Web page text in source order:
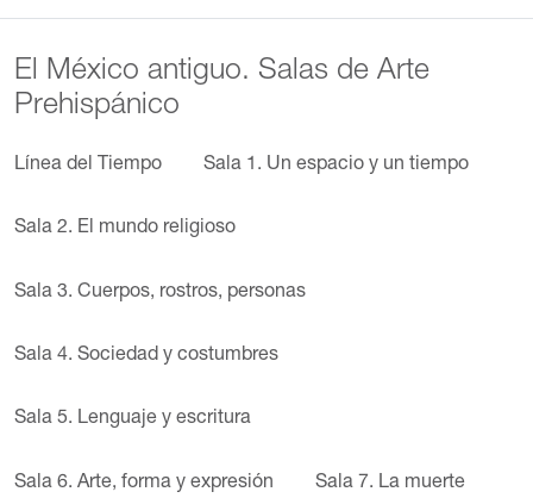
El México antiguo. Salas de Arte
Prehispánico
Línea del Tiempo Sala 1. Un espacio y un tiempo
Sala 2. El mundo religioso
Sala 3. Cuerpos, rostros, personas
Sala 4. Sociedad y costumbres
Sala 5. Lenguaje y escritura
Sala 6. Arte, forma y expresión Sala 7. La muerte